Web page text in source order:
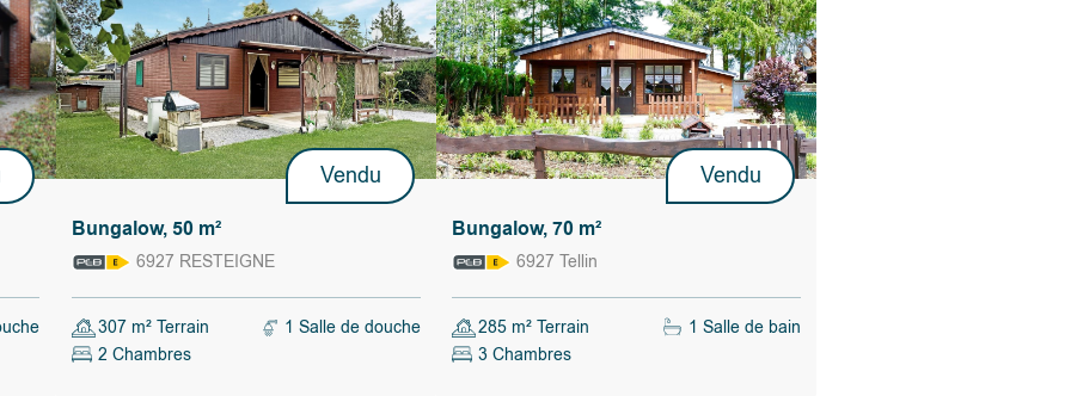
a été
réalisés…il
de
ou ne pas
Vendu
Bungalow, 50 m²
6927 RESTEIGNE
307 m² Terrain
1 Salle de douche
2 Chambres
Vendu
Bungalow, 70 m²
6927 Tellin
285 m² Terrain
1 Salle de bain
3 Chambres